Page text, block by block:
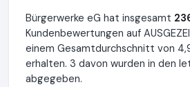
Bürgerwerke eG hat insgesamt
Kundenbewertungen auf
einem Gesamtdurchschnitt von
erhalten. 3 davon wurden in den
abgegeben.